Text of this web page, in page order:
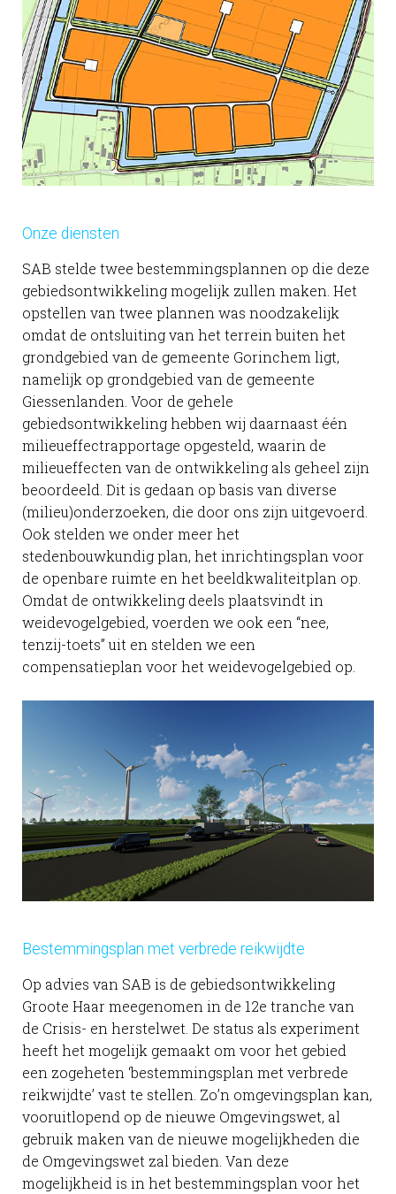
Onze diensten
SAB stelde twee bestemmingsplannen op die deze
gebiedsontwikkeling mogelijk zullen maken. Het
opstellen van twee plannen was noodzakelijk
omdat de ontsluiting van het terrein buiten het
grondgebied van de gemeente Gorinchem ligt,
namelijk op grondgebied van de gemeente
Giessenlanden. Voor de gehele
gebiedsontwikkeling hebben wij daarnaast één
milieueffectrapportage opgesteld, waarin de
milieueffecten van de ontwikkeling als geheel zijn
beoordeeld. Dit is gedaan op basis van diverse
(milieu)onderzoeken, die door ons zijn uitgevoerd.
Ook stelden we onder meer het
stedenbouwkundig plan, het inrichtingsplan voor
de openbare ruimte en het beeldkwaliteitplan op.
Omdat de ontwikkeling deels plaatsvindt in
weidevogelgebied, voerden we ook een “nee,
tenzij-toets” uit en stelden we een
compensatieplan voor het weidevogelgebied op.
Bestemmingsplan met verbrede reikwijdte
Op advies van SAB is de gebiedsontwikkeling
Groote Haar meegenomen in de 12e tranche van
de Crisis- en herstelwet. De status als experiment
heeft het mogelijk gemaakt om voor het gebied
een zogeheten ‘bestemmingsplan met verbrede
reikwijdte’ vast te stellen. Zo’n omgevingsplan kan,
vooruitlopend op de nieuwe Omgevingswet, al
gebruik maken van de nieuwe mogelijkheden die
de Omgevingswet zal bieden. Van deze
mogelijkheid is in het bestemmingsplan voor het